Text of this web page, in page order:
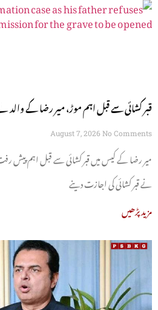
قبر کشائی سے قبل اہم موڑ، میر رضا کے والد
August 7, 2026 No Comments
میر رضا کے کیس میں قبر کشائی سے قبل اہم پیش
نے قبر کشائی کی اجازت دینے
مزید پڑھیں